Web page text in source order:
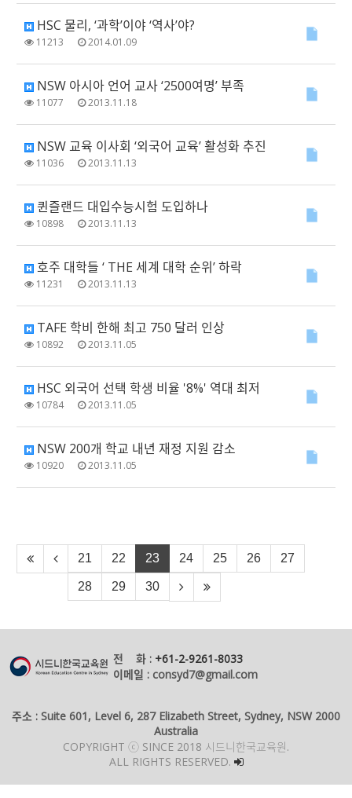
HSC 물리, ‘과학’이야 ‘역사’야?
11213 2014.01.09
NSW 아시아 언어 교사 ‘2500여명’ 부족
11077 2013.11.18
NSW 교육 이사회 ‘외국어 교육’ 활성화 추진
11036 2013.11.13
퀸즐랜드 대입수능시험 도입하나
10898 2013.11.13
호주 대학들 ‘ THE 세계 대학 순위’ 하락
11231 2013.11.13
TAFE 학비 한해 최고 750 달러 인상
10892 2013.11.05
HSC 외국어 선택 학생 비율 '8%' 역대 최저
10784 2013.11.05
NSW 200개 학교 내년 재정 지원 감소
10920 2013.11.05
21 22 23 24 25 26 27
28 29 30
전 화 : +61-2-9261-8033
이메일 : consyd7@gmail.com
주소 : Suite 601, Level 6, 287 Elizabeth Street, Sydney, NSW 2000
Australia
COPYRIGHT ⓒ SINCE 2018 시드니한국교육원.
ALL RIGHTS RESERVED.